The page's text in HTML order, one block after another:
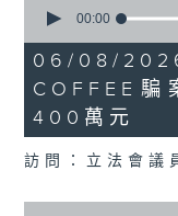
seconds
16
minutes,
3
seconds
00:00
06/08/
COFFEE騙
400萬元
訪問：立法會議